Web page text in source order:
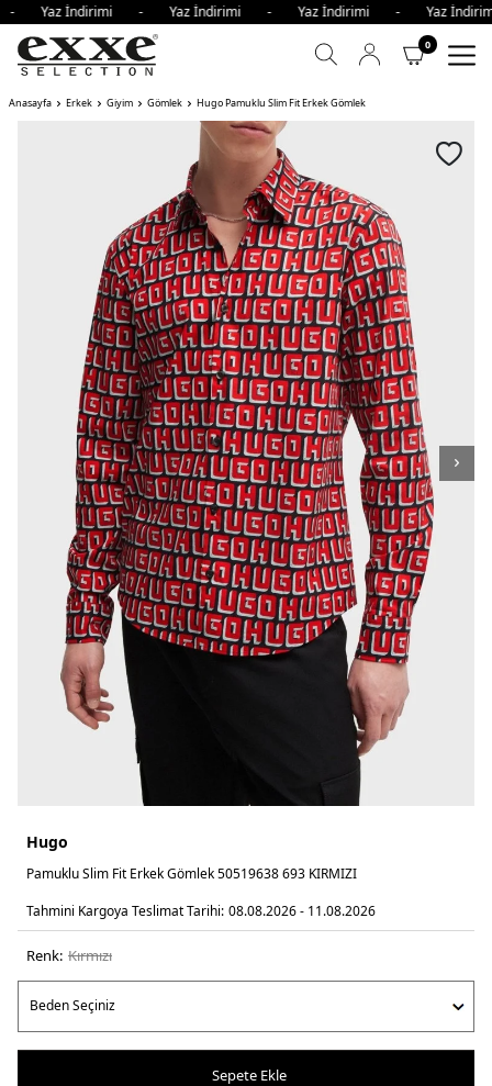
Yaz İndirimi - Yaz İndirimi - Yaz İndirimi - Yaz
0
Anasayfa Erkek Giyim Gömlek Hugo Pamuklu Slim Fit Erkek Gömlek
Hugo
Pamuklu Slim Fit Erkek Gömlek 50519638 693 KIRMIZI
Tahmini Kargoya Teslimat Tarihi: 08.08.2026 - 11.08.2026
Renk: kirmizi
Sepete Ekle